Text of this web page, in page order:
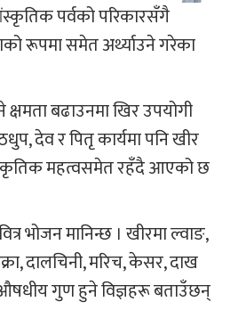
पर्वको परिकारसँगै
रूपमा समेत अर्थ्याउने गरेका
बढाउनमा खिर उपयोगी
देव र पितृ कार्यमा पनि खीर
महत्वसमेत रहँदै आएको छ
भोजन मानिन्छ । खीरमा ल्वाङ,
दालचिनी, मरिच, केसर, दाख
गुण हुने विज्ञहरू बताउँछन्